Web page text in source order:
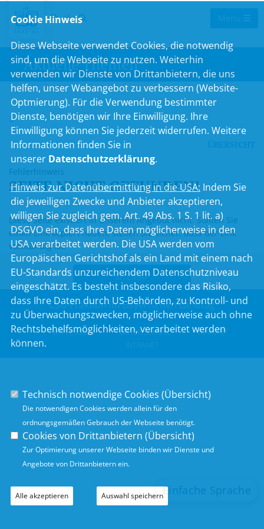
Menu
Aktuelle Themen
..
ÜBERSICHT
Fehlerhinweis
SEITE NICHT GEFUNDEN!
Diese Seite existiert in unserem Angebot nicht. Sollten Sie
einen Link kopiert haben, stellen Sie sicher, dass der Link
vollständig ist.
SITEMAP
CSU-Fraktion im Bayerischen Landtag
IMPRESSUM DATENSCHUTZ
KONTAKT
INTRANET
Cookie Hinweis
Diese Webseite verwendet Cookies, die notwendig
sind, um die Webseite zu nutzen. Weiterhin
verwenden wir Dienste von Drittanbietern, die uns
helfen, unser Webangebot zu verbessern (Website-
Optmierung). Für die Verwendung bestimmter
Dienste, benötigen wir Ihre Einwilligung. Ihre
Einwilligung können Sie jederzeit widerrufen. Weitere
Informationen finden Sie in
unserer Datenschutzerklärung.
Hinweis zur Datenübermittlung in die USA: Indem Sie
die jeweiligen Zwecke und Anbieter akzeptieren,
willigen Sie zugleich gem. Art. 49 Abs. 1 S. 1 lit. a)
DSGVO ein, dass Ihre Daten möglicherweise in den
USA verarbeitet werden. Die USA werden vom
Europäischen Gerichtshof als ein Land mit einem nach
EU-Standards unzureichendem Datenschutzniveau
eingeschätzt. Es besteht insbesondere das Risiko,
dass Ihre Daten durch US-Behörden, zu Kontroll- und
zu Überwachungszwecken, möglicherweise auch ohne
Rechtsbehelfsmöglichkeiten, verarbeitet werden
können.
Technisch notwendige Cookies (Übersicht)
Die notwendigen Cookies werden allein für den
ordnungsgemäßen Gebrauch der Webseite benötigt.
Cookies von Drittanbietern (Übersicht)
Zur Optimierung unserer Webseite binden wir Dienste und
Angebote von Drittanbietern ein.
Alle akzeptieren Auswahl speichern